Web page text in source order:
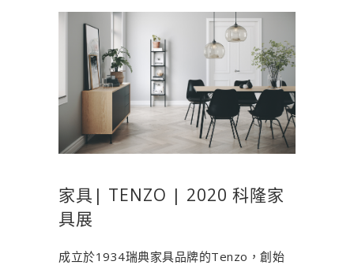
家具| TENZO | 2020 科隆家
具展
成立於1934瑞典家具品牌的Tenzo，創始